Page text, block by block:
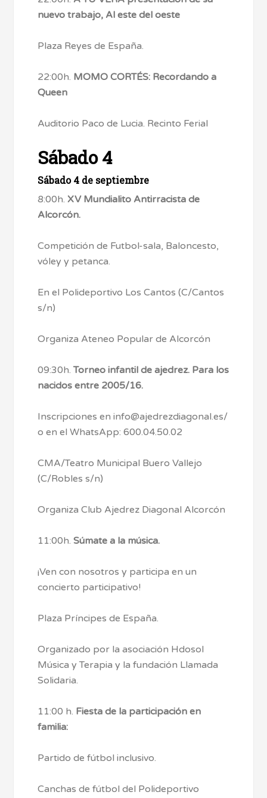
nuevo trabajo, Al este del oeste
Plaza Reyes de España.
22:00h. MOMO CORTÉS: Recordando a
Queen
Auditorio Paco de Lucia. Recinto Ferial
Sábado 4
Sábado 4 de septiembre
8:00h.XV Mundialito Antirracista de
Alcorcón.
Competición de Futbol-sala, Baloncesto,
vóley y petanca.
En el Polideportivo Los Cantos (C/Cantos
s/n)
Organiza Ateneo Popular de Alcorcón
09:30h.Torneo infantil de ajedrez. Para los
nacidos entre 2005/16.
Inscripciones en info@ajedrezdiagonal.es/
o en el WhatsApp: 600.04.50.02
CMA/Teatro Municipal Buero Vallejo
(C/Robles s/n)
Organiza Club Ajedrez Diagonal Alcorcón
11:00h.Súmate a la música.
¡Ven con nosotros y participa en un
concierto participativo!
Plaza Príncipes de España.
Organizado por la asociación Hdosol
Música y Terapia y la fundación Llamada
Solidaria.
11:00 h. Fiesta de la participación en
familia:
Partido de fútbol inclusivo.
Canchas de fútbol del Polideportivo